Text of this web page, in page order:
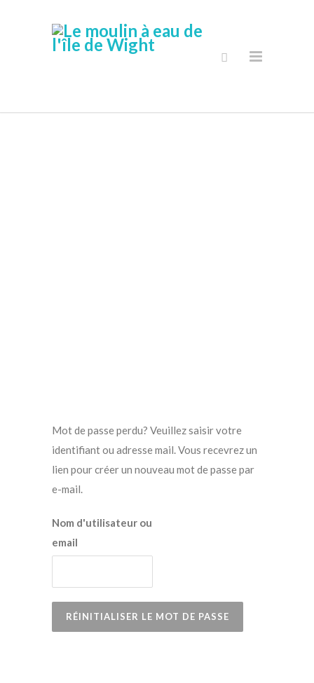
Mot de passe perdu? Veuillez saisir votre
identifiant ou adresse mail. Vous recevrez un
lien pour créer un nouveau mot de passe par
e-mail.
Nom d'utilisateur ou
email
RÉINITIALISER LE MOT DE PASSE